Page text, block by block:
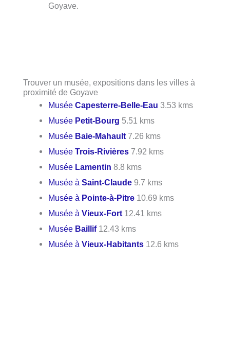
Goyave.
Trouver un musée, expositions dans les villes à
proximité de Goyave
MuséeCapesterre-Belle-Eau 3.53 kms
Musée Petit-Bourg 5.51 kms
Musée Baie-Mahault 7.26 kms
MuséeTrois-Rivières 7.92 kms
Musée Lamentin 8.8 kms
Musée àSaint-Claude 9.7 kms
Musée à Pointe-à-Pitre 10.69 kms
Musée àVieux-Fort 12.41 kms
Musée Baillif12.43 kms
Musée àVieux-Habitants 12.6 kms